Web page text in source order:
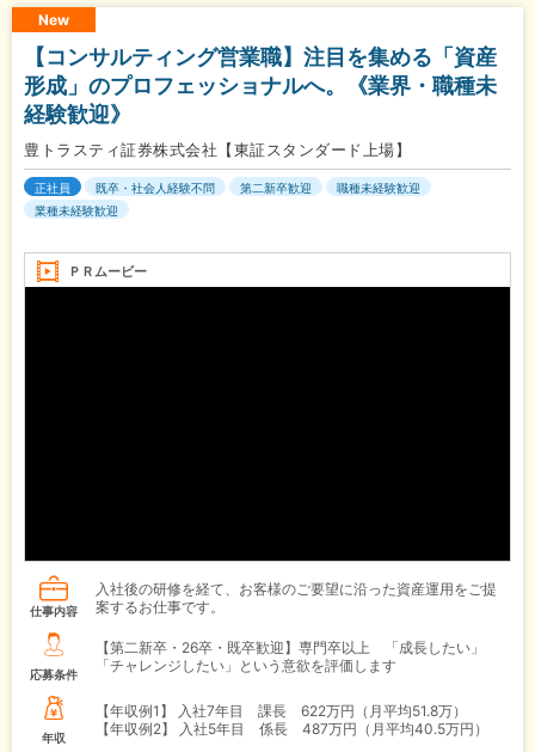
New
【コンサルティング営業職】注目を集める「資産
形成」のプロフェッショナルへ。《業界・職種未
経験歓迎》
豊トラスティ証券株式会社【東証スタンダード上場】
正社員 既卒・社会人経験不問 第二新卒歓迎
職種未経験歓迎
業種未経験歓迎
ＰＲムービー
仕事内容
入社後の研修を経て、お客様のご要望に沿った資産運用をご提
案するお仕事です。
応募条件
【第二新卒・26卒・既卒歓迎】専門卒以上 「成長したい」
「チャレンジしたい」という意欲を評価します
年収
【年収例1】
入社7年目 課長 622万円（月平均51.8万）
【年収例2】
入社5年目 係長 487万円（月平均40.5万円）